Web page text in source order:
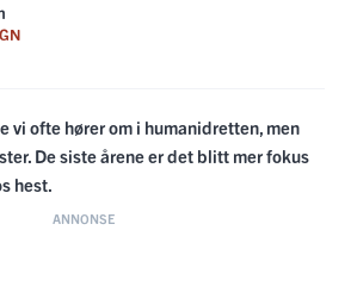
vi ofte hører om i humanidretten, men
De siste årene er det blitt mer fokus
hest.